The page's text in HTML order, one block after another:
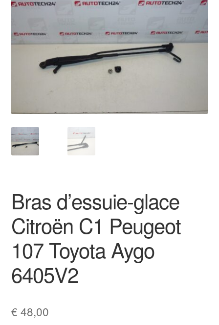
Paiements
Politique de confidentialité
Procédure de Réclamation
Bras d’essuie-glace
Citroën C1 Peugeot
107 Toyota Aygo
6405V2
€ 48,00